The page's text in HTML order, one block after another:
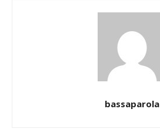
bassaparola